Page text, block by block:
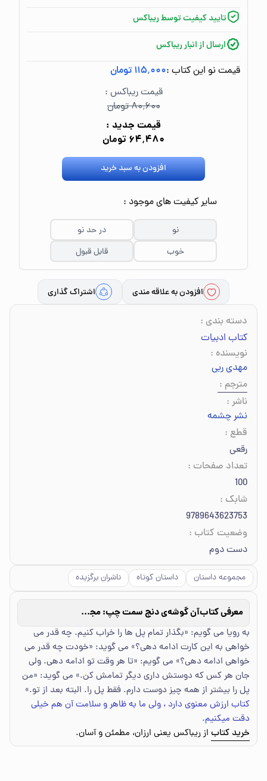
تایید کیفیت توسط ریباکس
ارسال از انبار ریباکس
قیمت نو این کتاب :۱۱۵٬۰۰۰ تومان
قیمت ریباکس :
۸۰٬۶۰۰ تومان
قیمت جدید :
۶۴٬۴۸۰ تومان
افزودن به سبد خرید
سایر کیفیت های موجود :
نو
در حد نو
خوب
قابل قبول
افزودن به علاقه مندی اشتراک گذاری
دسته بندی :
کتاب ادبیات
نویسنده :
مهدی ربی
مترجم :
ناشر :
نشر چشمه
قطع :
رقعی
تعداد صفحات :
100
شابک :
9789643623753
وضعیت کتاب :
دست دوم
مجموعه داستان داستان کوتاه ناشران برگزیده
معرفی کتاب آن گوشه‌ی دنج سمت چپ: مجموعه داستان
به رویا می گویم: «بگذار تمام پل ها را خراب کنیم. چه قدر می
خواهی به این کارت ادامه دهی؟» می گوید: «خودت چه قدر می
خواهی ادامه دهی؟» می گویم: «تا هر وقت تو ادامه دهی. ولی
جان هر کس که دوستش داری دیگر تمامش کن.» می گوید: «من
پل را بیشتر از همه چیز دوست دارم. فقط پل را. البته بعد از تو.»
کتاب ارزش معنوی دارد ، ولی ما به ظاهر و سلامت آن هم خیلی
دقت میکنیم.
خرید کتاب از ریباکس یعنی ارزان، مطمئن و آسان.